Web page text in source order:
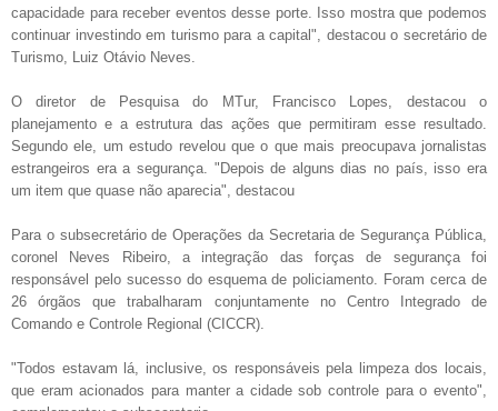
capacidade para receber eventos desse porte. Isso mostra que podemos
continuar investindo em turismo para a capital", destacou o secretário de
Turismo, Luiz Otávio Neves.
O diretor de Pesquisa do MTur, Francisco Lopes, destacou o
planejamento e a estrutura das ações que permitiram esse resultado.
Segundo ele, um estudo revelou que o que mais preocupava jornalistas
estrangeiros era a segurança. "Depois de alguns dias no país, isso era
um item que quase não aparecia", destacou
Para o subsecretário de Operações da Secretaria de Segurança Pública,
coronel Neves Ribeiro, a integração das forças de segurança foi
responsável pelo sucesso do esquema de policiamento. Foram cerca de
26 órgãos que trabalharam conjuntamente no Centro Integrado de
Comando e Controle Regional (CICCR).
"Todos estavam lá, inclusive, os responsáveis pela limpeza dos locais,
que eram acionados para manter a cidade sob controle para o evento",